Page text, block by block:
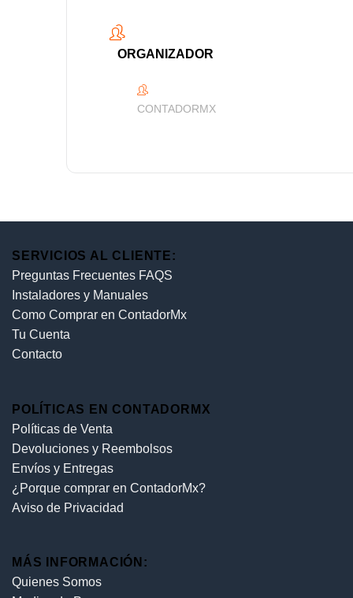
ORGANIZADOR
CONTADORMX
SERVICIOS AL CLIENTE:
Preguntas Frecuentes FAQS
Instaladores y Manuales
Como Comprar en ContadorMx
Tu Cuenta
Contacto
POLÍTICAS EN CONTADORMX
Políticas de Venta
Devoluciones y Reembolsos
Envíos y Entregas
¿Porque comprar en ContadorMx?
Aviso de Privacidad
MÁS INFORMACIÓN:
Quienes Somos